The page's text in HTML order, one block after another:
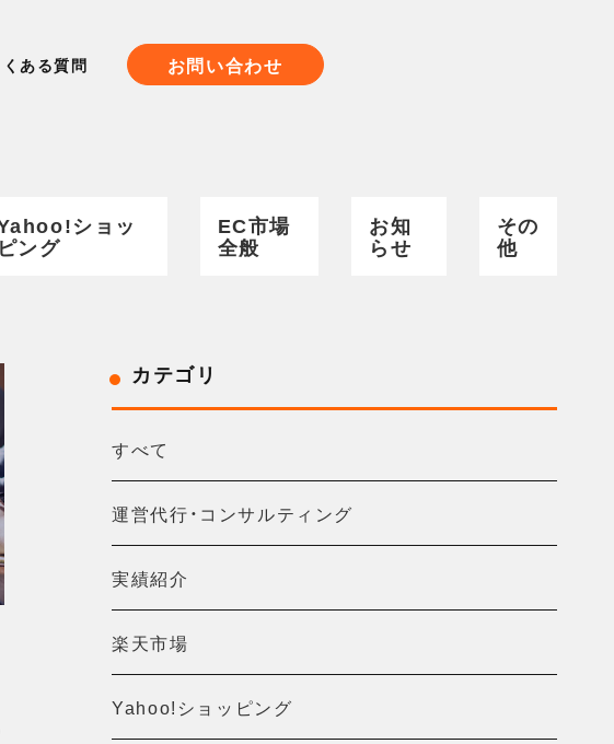
ある質問 お問い合わせ
ショッ
ピング
EC市場
全般
お知
らせ
その
他
カテゴリ
すべて
運営代行・コンサルティング
実績紹介
楽天市場
Yahoo!ショッピング